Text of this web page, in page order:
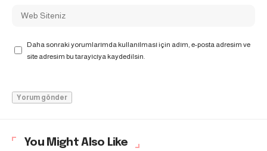
Daha sonraki yorumlarımda kullanılması için adım, e-posta adresim ve
site adresim bu tarayıcıya kaydedilsin.
You Might Also Like